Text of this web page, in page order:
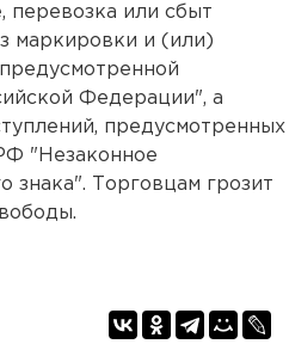
перевозка или сбыт
маркировки и (или)
Федерации", а
предусмотренных
"Незаконное
знака". Торговцам грозит